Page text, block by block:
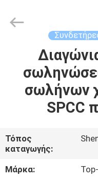
ΠΡΟΪΌΝΤΑ
ΜΕ
ΕΜΆΣ
σωλήνων
SPCC
Τόπος
καταγωγής:
Μάρκα: